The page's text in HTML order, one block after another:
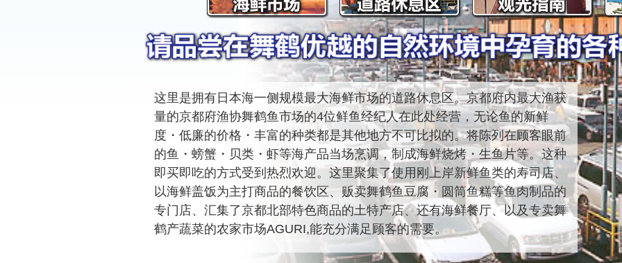
这里是拥有日本海一侧规模最大海鲜市场的道路休息区。京都府内最大渔获
量的京都府渔协舞鹤鱼市场的4位鲜鱼经纪人在此处经营，无论鱼的新鲜
度・低廉的价格・丰富的种类都是其他地方不可比拟的。将陈列在顾客眼前
的鱼・螃蟹・贝类・虾等海产品当场烹调，制成海鲜烧烤・生鱼片等。这种
即买即吃的方式受到热烈欢迎。这里聚集了使用刚上岸新鲜鱼类的寿司店、
以海鲜盖饭为主打商品的餐饮区、贩卖舞鹤鱼豆腐・圆筒鱼糕等鱼肉制品的
专门店、汇集了京都北部特色商品的土特产店、还有海鲜餐厅、以及专卖舞
鹤产蔬菜的农家市场AGURI,能充分满足顾客的需要。